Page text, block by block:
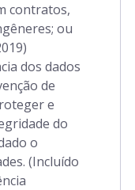
contratos,
ou
dos dados
de
e
do
o
(Incluído